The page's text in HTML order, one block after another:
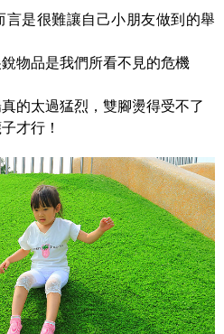
是很難讓自己小朋友做到的舉
物品是我們所看不見的危機
的太過猛烈，雙腳燙得受不了
才行！